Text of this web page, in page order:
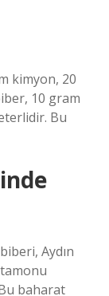
kimyon, 20
10 gram
Bu
Aydın
baharat